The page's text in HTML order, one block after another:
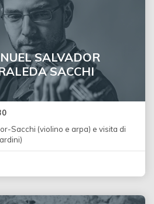
SALVADOR
SACCHI
Sacchi (violino e arpa) e visita di